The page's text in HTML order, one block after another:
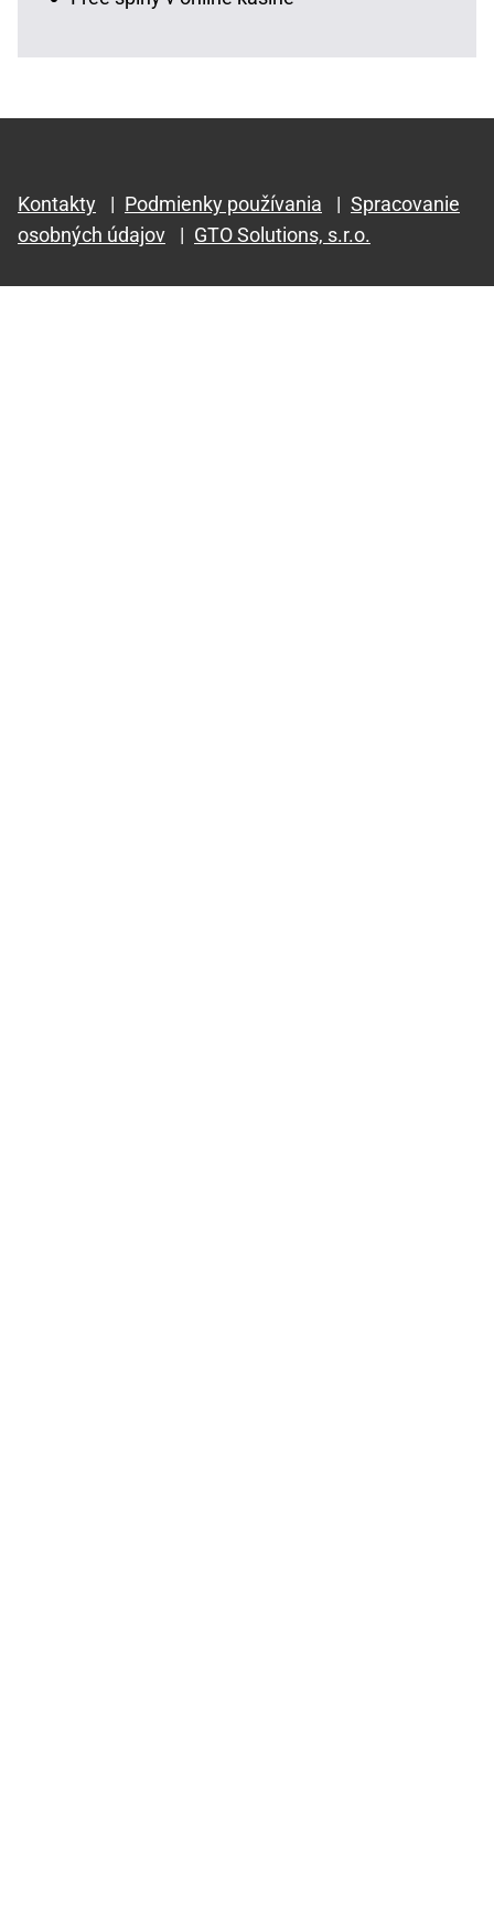
Kontakty | Podmienky používania | Spracovanie
osobných údajov
| GTO Solutions, s.r.o.